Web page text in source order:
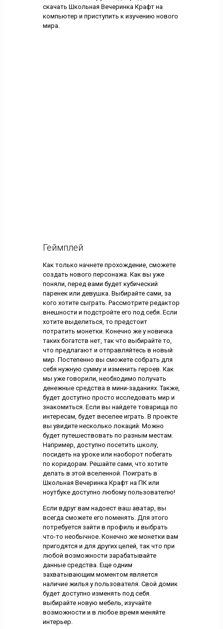
скачать Школьная Вечеринка Крафт на
компьютер и приступить к изучению нового
мира.
Геймплей
Как только начнете прохождение, сможете
создать нового персонажа. Как вы уже
поняли, перед вами будет кубический
паренек или девушка. Выбирайте сами, за
кого хотите сыграть. Рассмотрите редактор
внешности и подстройте его под себя. Если
хотите выделиться, то предстоит
потратить монетки. Конечно же у новичка
таких богатств нет, так что выбирайте то,
что предлагают и отправляйтесь в новый
мир. Постепенно вы сможете собрать для
себя нужную сумму и изменить героев. Как
мы уже говорили, необходимо получать
денежные средства в мини-заданиях. Также,
будет доступно просто исследовать мир и
знакомиться. Если вы найдете товарища по
интересам, будет веселее играть. В проекте
вы увидите несколько локаций. Можно
будет путешествовать по разным местам.
Например, доступно посетить школу,
посидеть на уроке или наоборот побегать
по коридорам. Решайте сами, что хотите
делать в этой вселенной. Поиграть в
Школьная Вечеринка Крафт на ПК или
ноутбуке доступно любому пользователю!
Если вдруг вам надоест ваш аватар, вы
всегда сможете его поменять. Для этого
потребуется зайти в профиль и выбрать
что-то необычное. Конечно же монетки вам
пригодятся и для других целей, так что при
любой возможности зарабатывайте
данные средства. Еще одним
захватывающим моментом является
наличие жилья у пользователя. Свой домик
будет доступно изменять под себя.
выбирайте новую мебель, изучайте
возможности и в любое время меняйте
интерьер.